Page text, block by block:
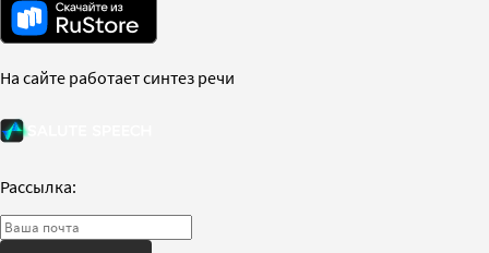
На сайте работает синтез речи
Рассылка: